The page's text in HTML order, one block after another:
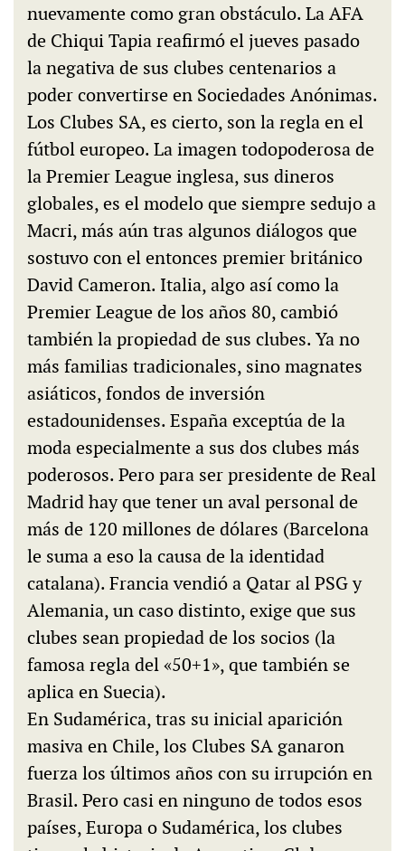
nuevamente como gran obstáculo. La AFA
de Chiqui Tapia reafirmó el jueves pasado
la negativa de sus clubes centenarios a
poder convertirse en Sociedades Anónimas.
Los Clubes SA, es cierto, son la regla en el
fútbol europeo. La imagen todopoderosa de
la Premier League inglesa, sus dineros
globales, es el modelo que siempre sedujo a
Macri, más aún tras algunos diálogos que
sostuvo con el entonces premier británico
David Cameron. Italia, algo así como la
Premier League de los años 80, cambió
también la propiedad de sus clubes. Ya no
más familias tradicionales, sino magnates
asiáticos, fondos de inversión
estadounidenses. España exceptúa de la
moda especialmente a sus dos clubes más
poderosos. Pero para ser presidente de Real
Madrid hay que tener un aval personal de
más de 120 millones de dólares (Barcelona
le suma a eso la causa de la identidad
catalana). Francia vendió a Qatar al PSG y
Alemania, un caso distinto, exige que sus
clubes sean propiedad de los socios (la
famosa regla del «50+1», que también se
aplica en Suecia).
En Sudamérica, tras su inicial aparición
masiva en Chile, los Clubes SA ganaron
fuerza los últimos años con su irrupción en
Brasil. Pero casi en ninguno de todos esos
países, Europa o Sudamérica, los clubes